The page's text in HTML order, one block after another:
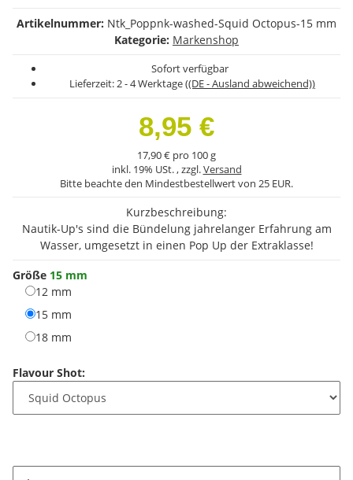
Artikelnummer: Ntk_Poppnk-washed-Squid Octopus-15 mm
Kategorie: Markenshop
Sofort verfügbar
Lieferzeit:2 - 4 Werktage((DE - Ausland abweichend))
8,95 €
17,90 € pro 100 g
inkl. 19% USt. , zzgl.Versand
Bitte beachte den Mindestbestellwert von 25 EUR.
Kurzbeschreibung:
Nautik-Up's sind die Bündelung jahrelanger Erfahrung am
Wasser, umgesetzt in einen Pop Up der Extraklasse!
Größe 15 mm
12 mm
15 mm
18 mm
Flavour Shot: